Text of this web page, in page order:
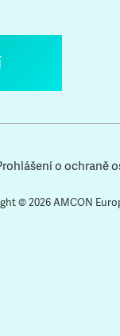
o ochraně
© 2026 AMCON